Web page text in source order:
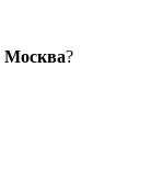
Москва?